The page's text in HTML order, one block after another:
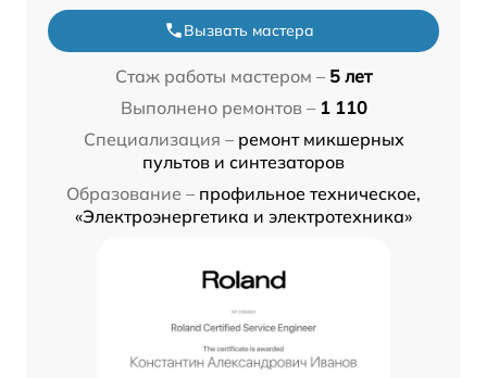
Вызвать мастера
Стаж работы мастером – 5 лет
Выполнено ремонтов – 1 110
Специализация – ремонт микшерных
пультов и синтезаторов
Образование – профильное техническое,
«Электроэнергетика и электротехника»